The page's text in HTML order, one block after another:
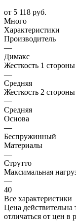
от 5 118 руб.
Много
Характеристики
Производитель
—
Димакс
Жесткость 1 стороны
—
Средняя
Жесткость 2 стороны
—
Средняя
Основа
—
Беспружинный
Материалы
—
Струтто
Максимальная
—
40
Все характеристики
Цена действительна
отличаться от цен в